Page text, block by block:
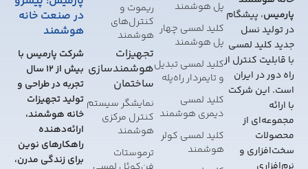
پارمیس، پیشگام
در تولید نسل
جدید کلید لمسی
با قابلیت کنترل از
راه دور در ایران
است. این شرکت
با ارائه
مجموعه‌ای از
محصولات
سخت‌افزاری و
پل هوشمند
کلید لمسی چهار
پل هوشمند
کلید لمسی تبدیل
و تایمر‌دار راه‌پله
کلید لمسی
دیمری هوشمند
کلید لمسی کولر
هوشمند
ریموت و
کنترل‌های
هوشمند
تجهیزات
هوشمندسازی
ساختمان
نمایشگر سیستم
کنترل مرکزی
هوشمند
ترموستات
در صنعت خانه
هوشمند
شرکت پارمیس با
بیش از 12 سال
تجربه در طراحی و
تولید تجهیزات
خانه هوشمند،
ارائه‌دهنده
راهکارهای نوین
برای زندگی مدرن،